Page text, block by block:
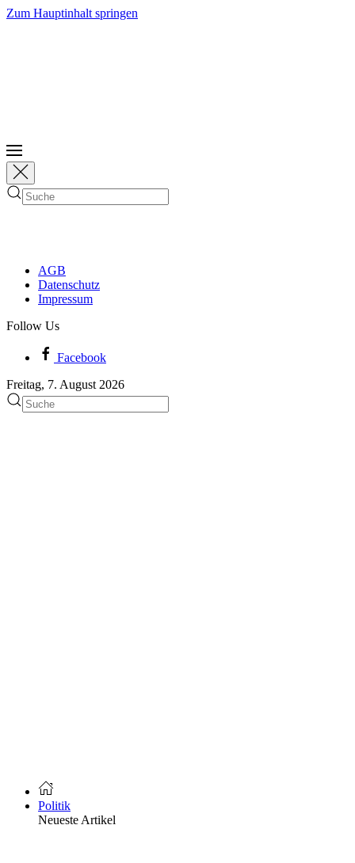
Zum Hauptinhalt springen
AGB
Datenschutz
Impressum
Follow Us
Facebook
Freitag, 7. August 2026
Politik
Neueste Artikel